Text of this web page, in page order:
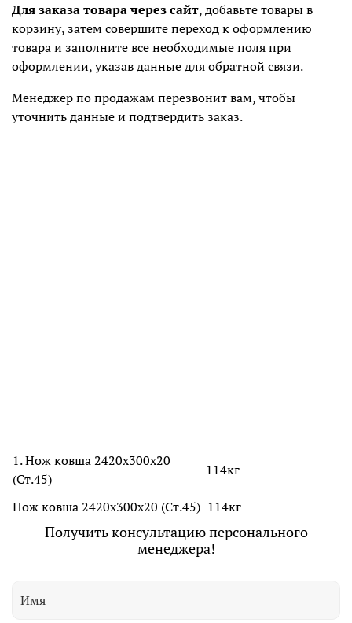
Для заказа товара через сайт, добавьте товары в
корзину, затем совершите переход к оформлению
товара и заполните все необходимые поля при
оформлении, указав данные для обратной связи.
Менеджер по продажам перезвонит вам, чтобы
уточнить данные и подтвердить заказ.
1. Нож ковша 2420х300х20
(Ст.45)
114кг
Нож ковша 2420х300х20 (Ст.45) 114кг
Получить консультацию персонального
менеджера!